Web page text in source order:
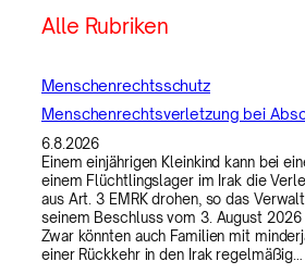
Alle Rubriken
Menschenrechtsschutz
Menschenrechtsverletzung bei
6.8.2026
Einem einjährigen Kleinkind kann bei
einem Flüchtlingslager im Irak die
aus Art. 3 EMRK drohen, so das
seinem Beschluss vom 3. August 2026
Zwar könnten auch Familien mit
einer Rückkehr in den Irak regelmäßig…